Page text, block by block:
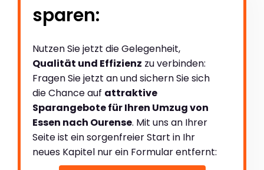
sparen:
Nutzen Sie jetzt die Gelegenheit,
Qualität und Effizienz zu verbinden:
Fragen Sie jetzt an und sichern Sie sich
die Chance auf attraktive
Sparangebote für Ihren Umzug von
Essen nach Ourense. Mit uns an Ihrer
Seite ist ein sorgenfreier Start in Ihr
neues Kapitel nur ein Formular entfernt: